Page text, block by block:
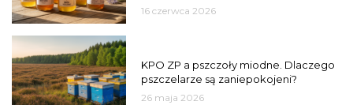
16 czerwca 2026
KPO ZP a pszczoły miodne. Dlaczego
pszczelarze są zaniepokojeni?
26 maja 2026